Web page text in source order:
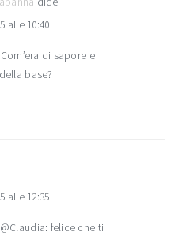
alle 10:40
di sapore e
base?
alle 12:35
felice che ti